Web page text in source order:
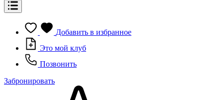
Добавить в избранное
Это мой клуб
Позвонить
Забронировать